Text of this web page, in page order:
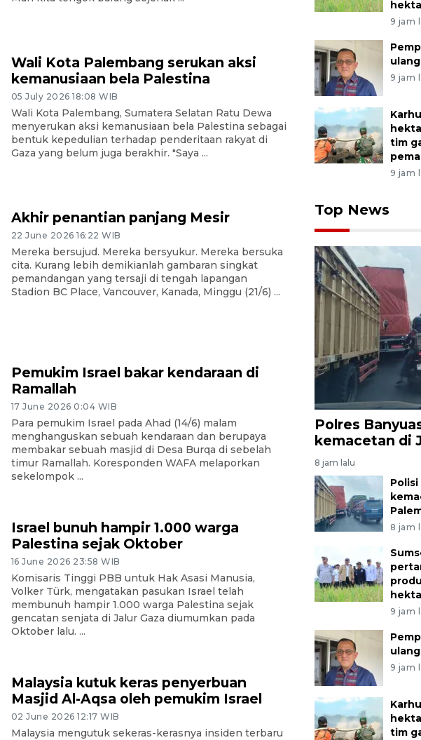
Wali Kota Palembang serukan aksi
kemanusiaan bela Palestina
05 July 2026 18:08 WIB
Wali Kota Palembang, Sumatera Selatan Ratu Dewa
menyerukan aksi kemanusiaan bela Palestina sebagai
bentuk kepedulian terhadap penderitaan rakyat di
Gaza yang belum juga berakhir. "Saya ...
Akhir penantian panjang Mesir
22 June 2026 16:22 WIB
Mereka bersujud. Mereka bersyukur. Mereka bersuka
cita. Kurang lebih demikianlah gambaran singkat
pemandangan yang tersaji di tengah lapangan
Stadion BC Place, Vancouver, Kanada, Minggu (21/6) ...
Pemukim Israel bakar kendaraan di
Ramallah
17 June 2026 0:04 WIB
Para pemukim Israel pada Ahad (14/6) malam
menghanguskan sebuah kendaraan dan berupaya
membakar sebuah masjid di Desa Burqa di sebelah
timur Ramallah. Koresponden WAFA melaporkan
sekelompok ...
Israel bunuh hampir 1.000 warga
Palestina sejak Oktober
16 June 2026 23:58 WIB
Komisaris Tinggi PBB untuk Hak Asasi Manusia,
Volker Türk, mengatakan pasukan Israel telah
membunuh hampir 1.000 warga Palestina sejak
gencatan senjata di Jalur Gaza diumumkan pada
Oktober lalu. ...
Malaysia kutuk keras penyerbuan
Masjid Al-Aqsa oleh pemukim Israel
02 June 2026 12:17 WIB
Malaysia mengutuk sekeras-kerasnya insiden terbaru
9 jam
9 jam
tim
9 jam
Top News
Polres
kemacetan di
8 jam lalu
8 jam
9 jam
9 jam
tim